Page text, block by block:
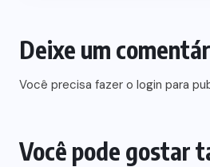
Deixe um
Você precisa fazer o login para
Você pode gostar